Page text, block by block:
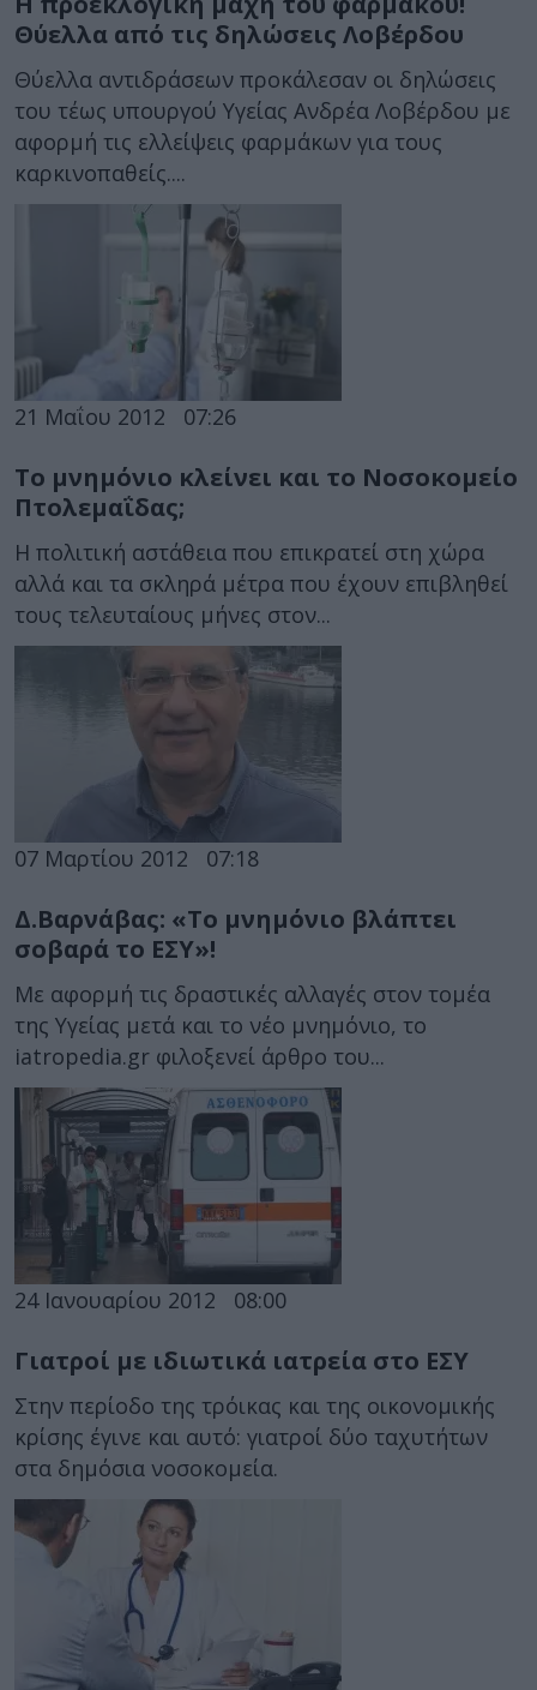
Θύελλα από τις δηλώσεις Λοβέρδου
Θύελλα αντιδράσεων προκάλεσαν οι δηλώσεις
του τέως υπουργού Υγείας Ανδρέα Λοβέρδου με
αφορμή τις ελλείψεις φαρμάκων για τους
καρκινοπαθείς....
21 Μαΐου 2012 07:26
Το μνημόνιο κλείνει και το Νοσοκομείο
Πτολεμαΐδας;
Η πολιτική αστάθεια που επικρατεί στη χώρα
αλλά και τα σκληρά μέτρα που έχουν επιβληθεί
τους τελευταίους μήνες στον...
07 Μαρτίου 2012 07:18
Δ.Βαρνάβας: «Το μνημόνιο βλάπτει
σοβαρά το ΕΣΥ»!
Με αφορμή τις δραστικές αλλαγές στον τομέα
της Υγείας μετά και το νέο μνημόνιο, το
iatropedia.gr φιλοξενεί άρθρο του...
24 Ιανουαρίου 2012 08:00
Γιατροί με ιδιωτικά ιατρεία στο ΕΣΥ
Στην περίοδο της τρόικας και της οικονομικής
κρίσης έγινε και αυτό: γιατροί δύο ταχυτήτων
στα δημόσια νοσοκομεία.